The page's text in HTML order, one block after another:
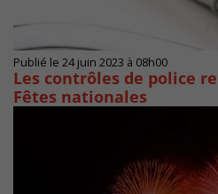
Publié le 24 juin 2023 à 08h00
Les contrôles de police
Fêtes nationales